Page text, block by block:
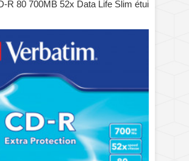
R 80 700MB 52x Data Life Slim étui